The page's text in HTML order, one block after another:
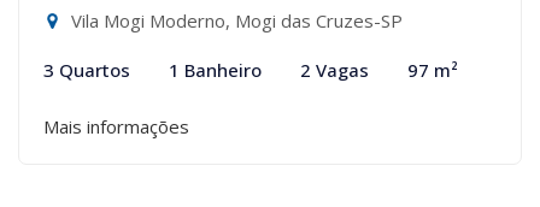
Vila Mogi Moderno, Mogi das Cruzes-SP
3 Quartos 1 Banheiro 2 Vagas 97 m²
Mais informações